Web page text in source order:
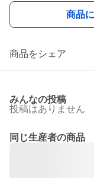
商品
商品をシェア
みんなの投稿
投稿はありません
同じ生産者の商品